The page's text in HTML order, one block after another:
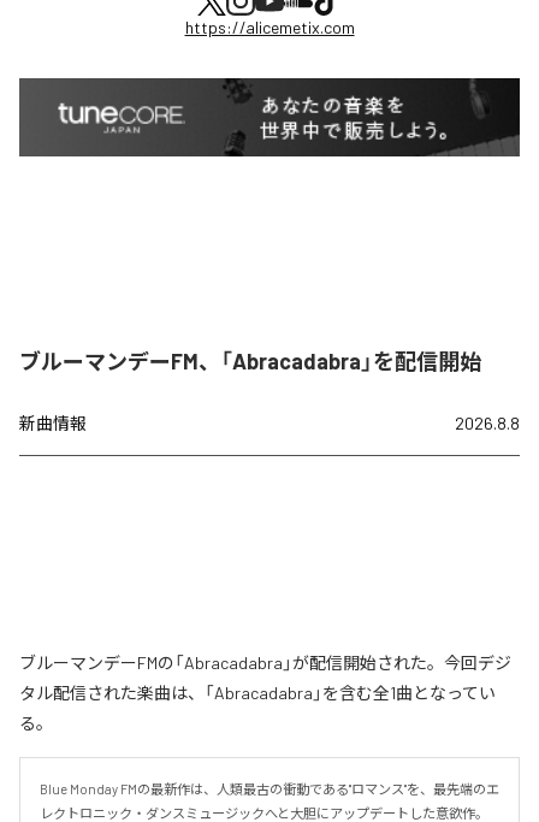
https://alicemetix.com
ブルーマンデーFM、「Abracadabra」を配信開始
新曲情報 2026.8.8
ブルーマンデーFMの「Abracadabra」が配信開始された。今回デジ
タル配信された楽曲は、「Abracadabra」を含む全1曲となってい
る。
Blue Monday FMの最新作は、人類最古の衝動である"ロマンス"を、最先端のエ
レクトロニック・ダンスミュージックへと大胆にアップデートした意欲作。